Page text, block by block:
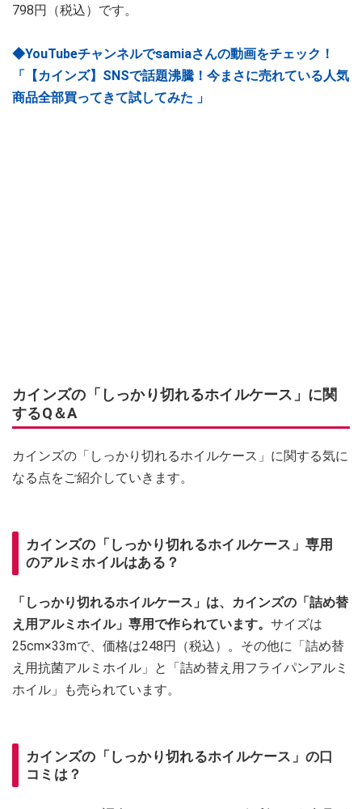
798円（税込）です。
◆YouTubeチャンネルでsamiaさんの動画をチェック！
「【カインズ】SNSで話題沸騰！今まさに売れている人気
商品全部買ってきて試してみた 」
カインズの「しっかり切れるホイルケース」に関
するQ＆A
カインズの「しっかり切れるホイルケース」に関する気に
なる点をご紹介していきます。
カインズの「しっかり切れるホイルケース」専用
のアルミホイルはある？
「しっかり切れるホイルケース」は、カインズの「詰め替
え用アルミホイル」専用で作られています。 サイズは
25cm×33mで、価格は248円（税込）。その他に「詰め替
え用抗菌アルミホイル」と「詰め替え用フライパンアルミ
ホイル」も売られています。
カインズの「しっかり切れるホイルケース」の口
コミは？